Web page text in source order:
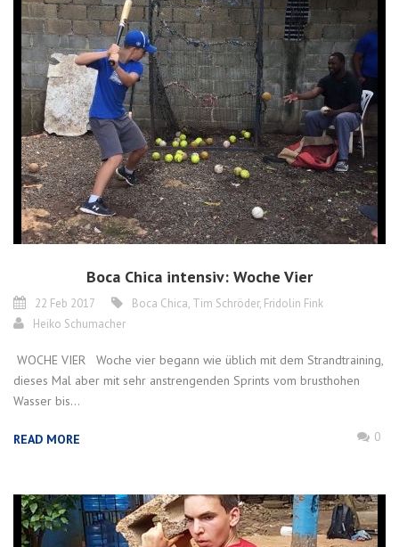
Boca Chica intensiv: Woche Vier
22 Feb 2017 Boca Chica, Tim Schröder, Fridolin Fink
Heiko Schumacher
WOCHE VIER Woche vier begann wie üblich mit dem Strandtraining,
dieses Mal aber mit sehr anstrengenden Sprints vom brusthohen
Wasser bis...
READ MORE 0